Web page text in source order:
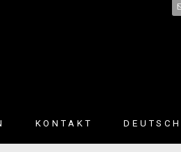
KONTAKT DEUTSCH